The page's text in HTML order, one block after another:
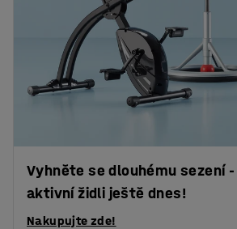
Vyhněte se dlouhému sezení
aktivní židli ještě dnes!
Nakupujte zde!